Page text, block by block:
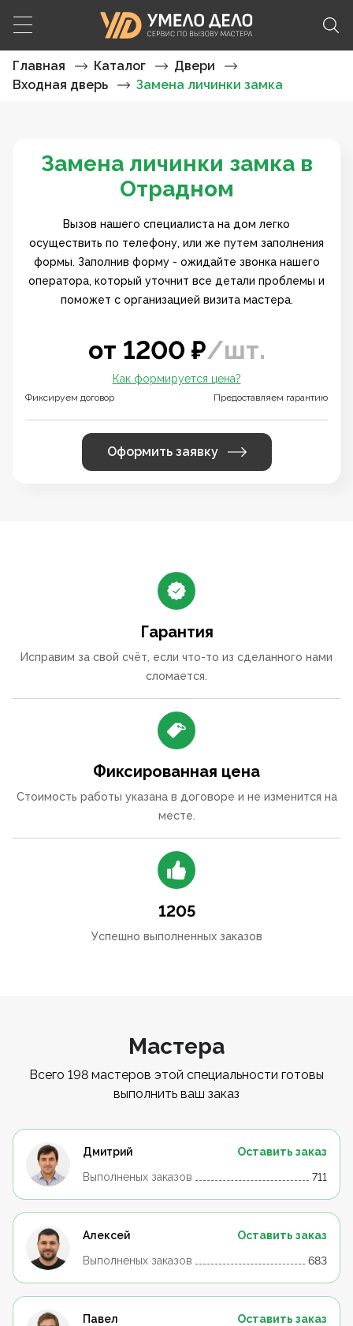
Главная Каталог
Двери
Входная дверь
Замена личинки замка
Замена личинки замка в
Отрадном
Вызов нашего специалиста на дом легко
осуществить по телефону, или же путем заполнения
формы. Заполнив форму - ожидайте звонка нашего
оператора, который уточнит все детали проблемы и
поможет с организацией визита мастера.
от 1200 ₽/шт.
Фиксируем договор
Как формируется цена?
Предоставляем гарантию
Оформить заявку
Гарантия
Исправим за свой счёт, если что-то из сделанного нами
сломается.
Фиксированная цена
Стоимость работы указана в договоре и не изменится на
месте.
1205
Успешно выполненных заказов
Мастера
Всего 198 мастеров этой специальности готовы
выполнить ваш заказ
Дмитрий
Оставить заказ
Выполненых заказов
711
Алексей
Оставить заказ
Выполненых заказов
683
Павел
Оставить заказ